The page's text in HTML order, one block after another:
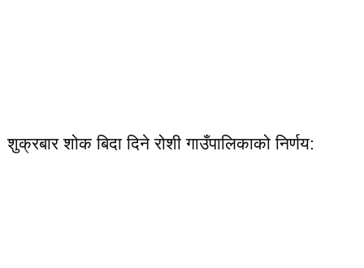
शुक्रबार शोक बिदा दिने रोशी गाउँपालिकाको निर्णय: